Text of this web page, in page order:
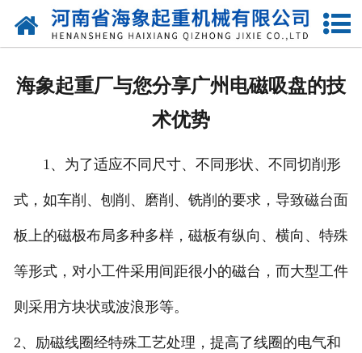
网站首页
厂区一角
案例展示
海象起重厂与您分享广州电磁吸盘的技
术优势
1、为了适应不同尺寸、不同形状、不同切削形
式，如车削、刨削、磨削、铣削的要求，导致磁台面
板上的磁极布局多种多样，磁板有纵向、横向、特殊
等形式，对小工件采用间距很小的磁台，而大型工件
则采用方块状或波浪形等。
2、励磁线圈经特殊工艺处理，提高了线圈的电气和